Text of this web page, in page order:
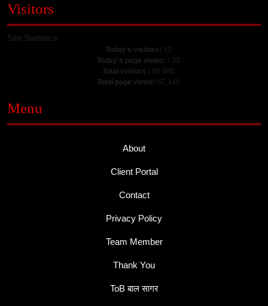
Visitors
Site Statistics
Today's visitors: 32
Today's page views: : 33
Total visitors : 60,965
Total page views: 67,146
Menu
About
Client Portal
Contact
Privacy Policy
Team Member
Thank You
ToB बाल सागर